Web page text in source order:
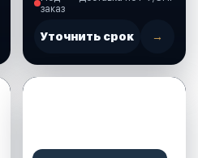
заказ
Уточнить срок →